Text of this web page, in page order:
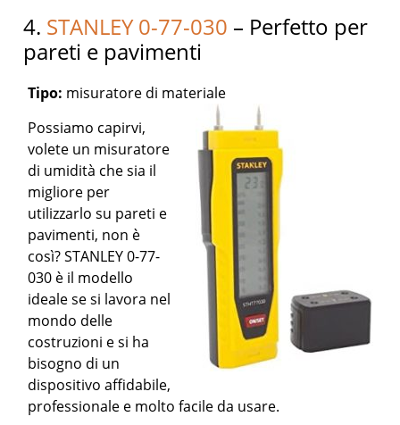
4. STANLEY 0-77-030 – Perfetto per
pareti e pavimenti
Tipo: misuratore di materiale
Possiamo capirvi,
volete un misuratore
di umidità che sia il
migliore per
utilizzarlo su pareti e
pavimenti, non è
così? STANLEY 0-77-
030 è il modello
ideale se si lavora nel
mondo delle
costruzioni e si ha
bisogno di un
dispositivo affidabile,
professionale e molto facile da usare.